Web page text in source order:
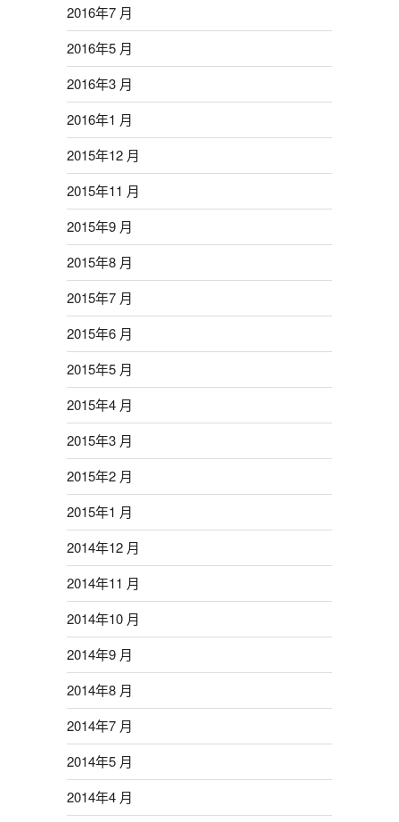
2016年7 月
2016年5 月
2016年3 月
2016年1 月
2015年12 月
2015年11 月
2015年9 月
2015年8 月
2015年7 月
2015年6 月
2015年5 月
2015年4 月
2015年3 月
2015年2 月
2015年1 月
2014年12 月
2014年11 月
2014年10 月
2014年9 月
2014年8 月
2014年7 月
2014年5 月
2014年4 月